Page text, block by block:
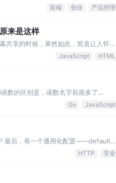
事情
前端 创业 产品经理
来是这样
共享的时候，果然如此，简直让人怀疑
加了个断点，还是会触发，一样的过
JavaScript HTML
数的区别是，函数名字前面多了
是struct，而struct里面不能写函数，
Go JavaScript
最后，有一个通用化配置——default-
那自身的值会覆盖default-src的值 注
HTTP 安全